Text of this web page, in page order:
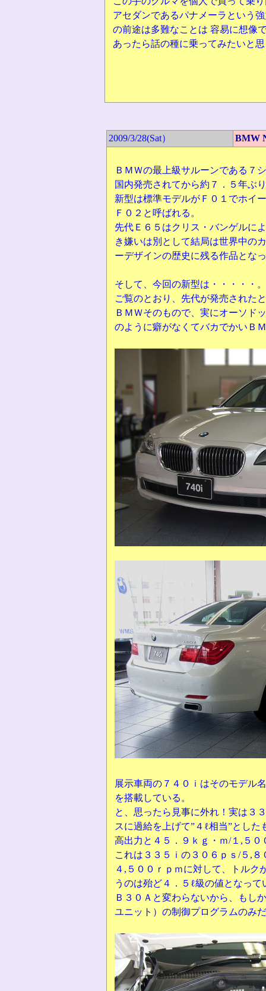
アセダンであるパナメーラという
の前途は多難なことは 容易に想像
あったら話の種に乗ってみたいと
2009/3/28(Sat） BMW
ＢＭＷの最上級サルーンである７
国内発売されてから約７．５年ぶ
新型は標準モデルがＦ０１でホイ
Ｆ０２と呼ばれる。
先代Ｅ６５はクリス・バンゲルに
き嫌いは別として結局は世界中の
ーデザインの歴史に残る作品とな
そして、今回の新型は・・・・・。
ご覧のとおり、先代が発売された
ＢＭＷそのもので、実にオーソド
のように癖がなくてバカでかいＢ
展示車両の７４０ｉはそのモデル
を搭載している。
と、思ったら見事に外れ！実は３
スに過給を上げて”４ℓ相当”とし
高出力と４５．９ｋｇ・ｍ/１,５
これは３３５ｉの３０６ｐｓ/５,
４,５００ｒｐｍに対して、トルク
うのは殆ど４．５ℓ級の値となっ
Ｂ３０Ａと変わらないから、もし
ユニット）の制御プログラムのみ